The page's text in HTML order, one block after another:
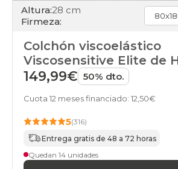
especial
Altura:28 cm
Firmeza:
Colchón viscoelástico
Viscosensitive Elite de
149,99€ 50% dto.
Cuota 12 meses financiado: 12,50€
5(316)
Entrega gratis de 48 a 72 horas
Quedan 14 unidades